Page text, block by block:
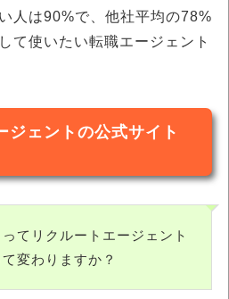
人は90%で、他社平均の78%
て使いたい転職エージェント
ジェントの公式サイト
てリクルートエージェント
変わりますか？